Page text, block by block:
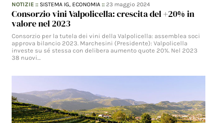
NOTIZIE :: SISTEMA IG, ECONOMIA ::23 maggio 2024
Consorzio vini Valpolicella: crescita del +20% in
valore nel 2023
Consorzio per la tutela dei vini della Valpolicella: assemblea soci
approva bilancio 2023. Marchesini (Presidente): Valpolicella
investe su sé stessa con delibera aumento quote 20%. Nel 2023
38 nuovi…